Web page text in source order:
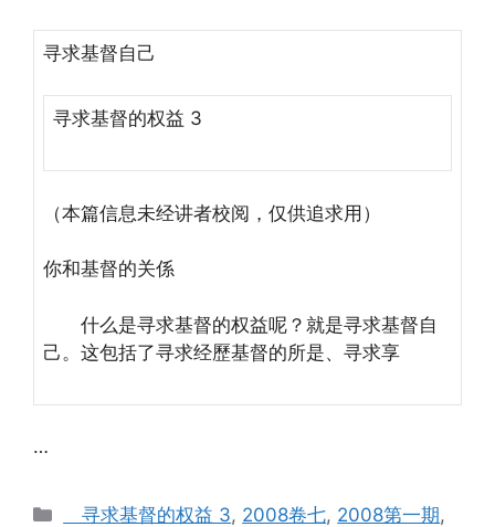
寻求基督自己
寻求基督的权益 3
（本篇信息未经讲者校阅，仅供追求用）
你和基督的关係
什么是寻求基督的权益呢？就是寻求基督自
己。这包括了寻求经歷基督的所是、寻求享
…
Categories
寻求基督的权益 3, 2008卷七, 2008第一期,